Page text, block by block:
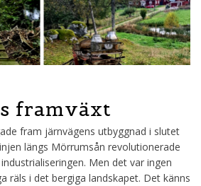
framväxt
fram järnvägens utbyggnad i slutet
längs Mörrumsån revolutionerade
Men det var ingen
räls i det bergiga landskapet. Det känns